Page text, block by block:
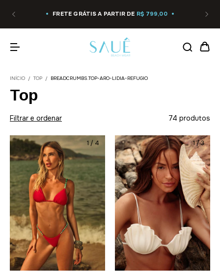
FRETE GRÁTIS A PARTIR DE R$ 799,00
INÍCIO / TOP / BREADCRUMBS.TOP-ARO-LIDIA-REFUGIO
Top
Filtrar e ordenar 74 produtos
1 / 4 1/3